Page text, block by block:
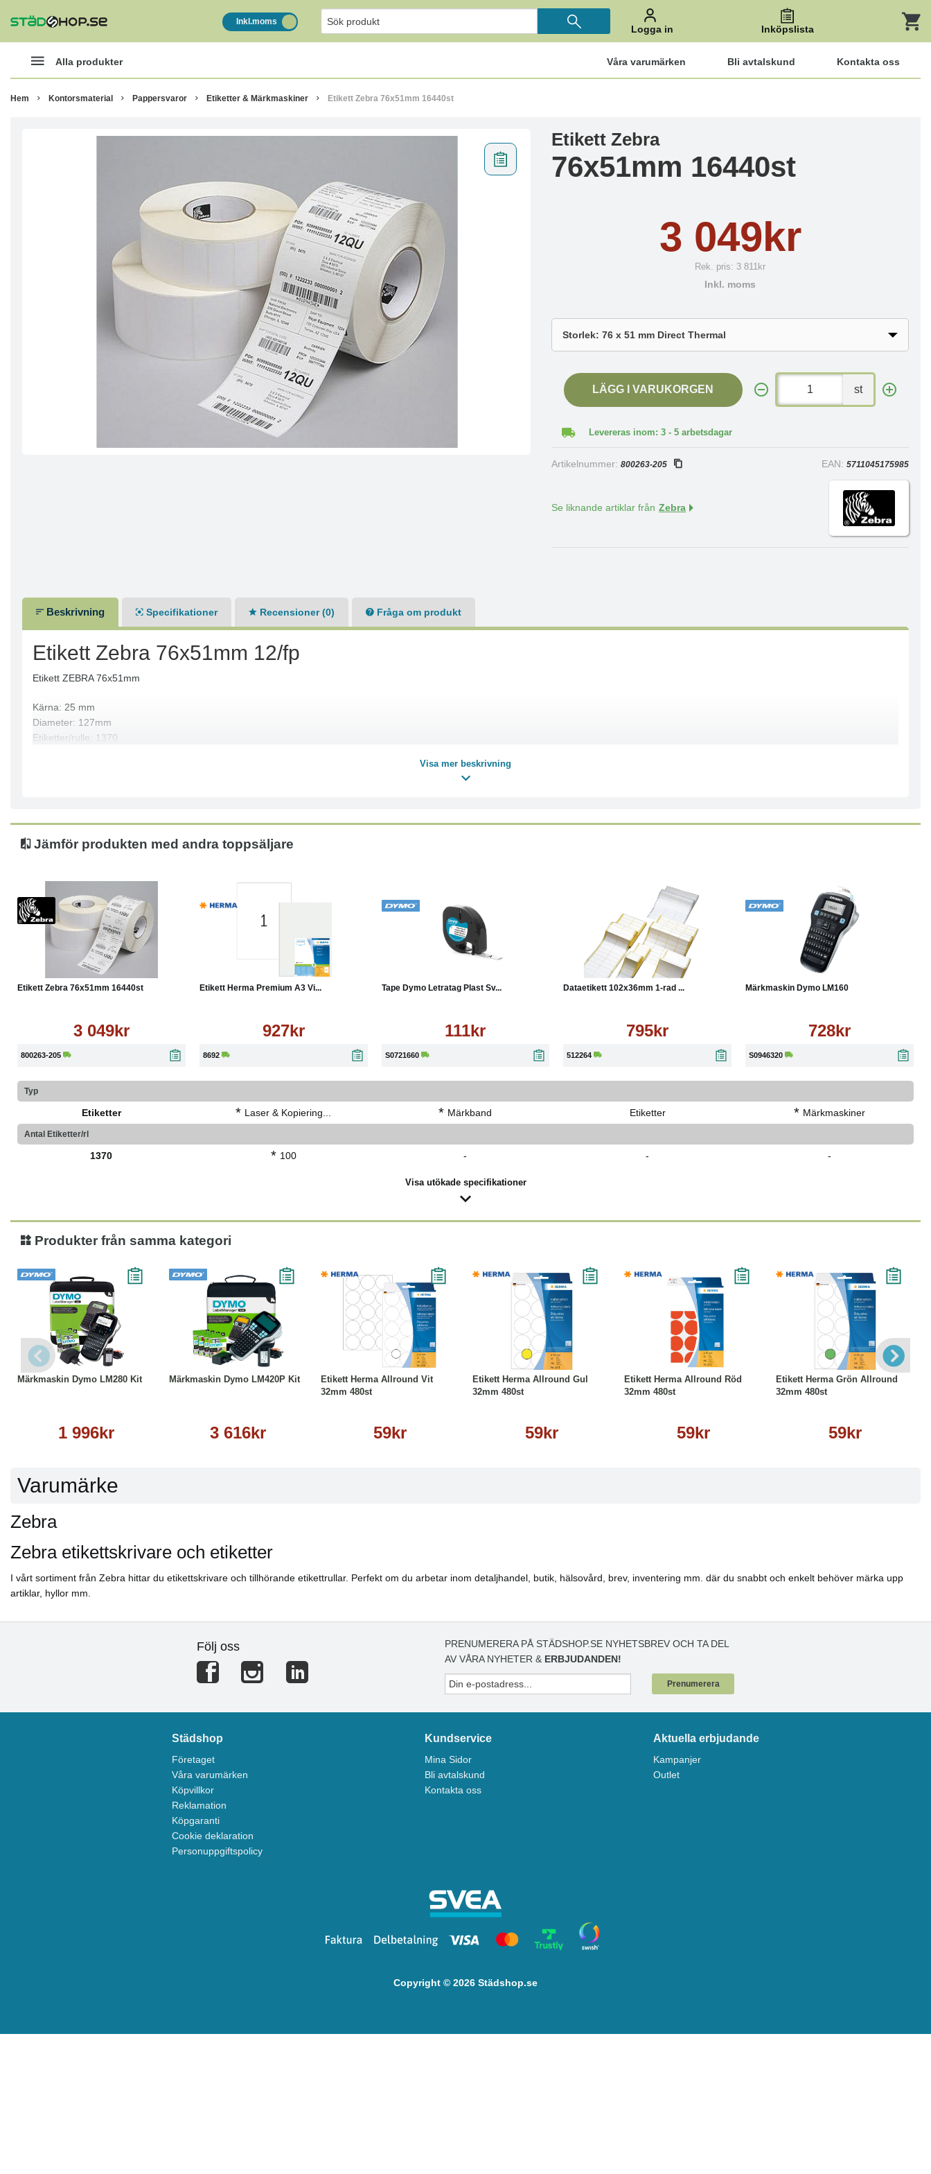
Inkl.moms
Logga in Inköpslista
Alla produkter Våra varumärken Bli avtalskund Kontakta oss
Hem Kontorsmaterial Pappersvaror Etiketter & Märkmaskiner Etikett Zebra 76x51mm 16440st
Etikett Zebra
76x51mm 16440st
3 049kr
Rek. pris: 3 811kr
Inkl. moms
LÄGG I VARUKORGEN st
Levereras inom: 3 - 5 arbetsdagar
Artikelnummer:800263-205 EAN: 5711045175985
Se liknande artiklar från Zebra
Beskrivning Specifikationer Recensioner (0) Fråga om produkt
Etikett Zebra 76x51mm 12/fp
Etikett ZEBRA 76x51mm
Kärna: 25 mm
Diameter: 127mm
Etiketter/rulle: 1370
Passar till: GK420, GX420, GX430, TLP2824
Mått: (BxH) 76x51mm
Visa mer beskrivning
Jämför produkten med andra toppsäljare
Etikett Zebra 76x51mm 16440st
3 049kr
800263-205
Etikett Herma Premium A3 Vi...
927kr
8692
Läs mer
Tape Dymo Letratag Plast Sv...
111kr
S0721660
Dataetikett 102x36mm 1-rad ...
795kr
512264
Köp Läs mer
Märkmaskin Dymo LM160
728kr
S0946320
Typ
Etiketter * Laser & Kopiering... * Märkband Etiketter * Märkmaskiner
Antal Etiketter/rl
1370 * 100 - - -
Visa utökade specifikationer
Produkter från samma kategori
Märkmaskin Dymo LM280 Kit
1 996kr
Köp Läs mer
Märkmaskin Dymo LM420P Kit
3 616kr
Köp Läs mer
Etikett Herma Allround Vit
32mm 480st
59kr
Köp Läs mer
Etikett Herma Allround Gul
32mm 480st
59kr
Köp Läs mer
Etikett Herma Allround Röd
32mm 480st
59kr
Läs mer
Etikett Herma Grön Allround
32mm 480st
59kr
Köp Läs mer
Varumärke
Zebra
Zebra etikettskrivare och etiketter
I vårt sortiment från Zebra hittar du etikettskrivare och tillhörande etikettrullar. Perfekt om du arbetar inom detaljhandel, butik, hälsovård, brev, inventering mm. där du snabbt och enkelt behöver märka upp
artiklar, hyllor mm.
Följ oss
PRENUMERERA PÅ STÄDSHOP.SE NYHETSBREV OCH TA DEL
AV VÅRA NYHETER & ERBJUDANDEN!
Prenumerera
Städshop
Företaget
Våra varumärken
Köpvillkor
Reklamation
Köpgaranti
Cookie deklaration
Personuppgiftspolicy
Kundservice
Mina Sidor
Bli avtalskund
Kontakta oss
Aktuella erbjudande
Kampanjer
Outlet
Copyright © 2026 Städshop.se